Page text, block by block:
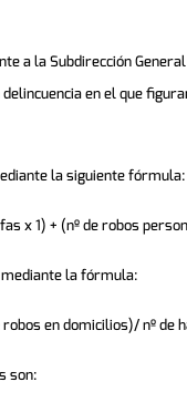
a la Subdirección
en el que
la siguiente fórmula:
x 1) + (nº de robos
mediante la fórmula:
en domicilios)/ nº de
son: